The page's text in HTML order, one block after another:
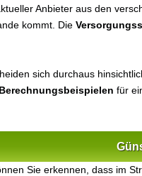
Anbieter aus den
kommt. Die
sich durchaus
für
Sie erkennen, dass im